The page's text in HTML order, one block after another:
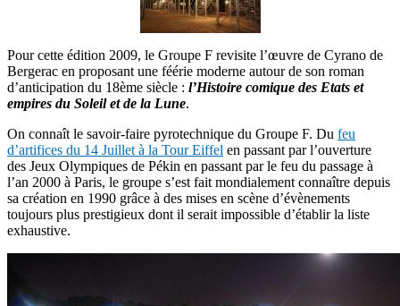
Pour cette édition 2009, le Groupe F revisite l’œuvre de Cyrano de
Bergerac en proposant une féérie moderne autour de son roman
d’anticipation du 18ème siècle : l’Histoire comique des Etats et
empires du Soleil et de la Lune.
On connaît le savoir-faire pyrotechnique du Groupe F. Du feu
d’artifices du 14 Juillet à la Tour Eiffel en passant par l’ouverture
des Jeux Olympiques de Pékin en passant par le feu du passage à
l’an 2000 à Paris, le groupe s’est fait mondialement connaître depuis
sa création en 1990 grâce à des mises en scène d’évènements
toujours plus prestigieux dont il serait impossible d’établir la liste
exhaustive.